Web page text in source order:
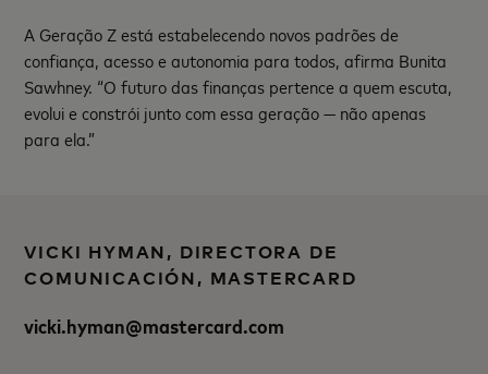
A Geração Z está estabelecendo novos padrões de
confiança, acesso e autonomia para todos, afirma Bunita
Sawhney. “O futuro das finanças pertence a quem escuta,
evolui e constrói junto com essa geração — não apenas
para ela.”
VICKI HYMAN, DIRECTORA DE
COMUNICACIÓN, MASTERCARD
vicki.hyman@mastercard.com